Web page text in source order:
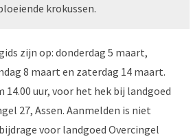
krokussen.
zijn op: donderdag 5 maart,
8 maart en zaterdag 14 maart.
uur, voor het hek bij landgoed
27, Assen. Aanmelden is niet
voor landgoed Overcingel